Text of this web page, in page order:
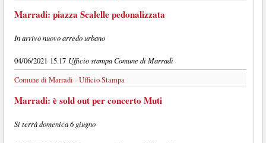
Marradi: piazza Scalelle pedonalizzata
In arrivo nuovo arredo urbano
04/06/2021 15.17 Ufficio stampa Comune di Marradi
Comune di Marradi - Ufficio Stampa
Marradi: è sold out per concerto Muti
Si terrà domenica 6 giugno